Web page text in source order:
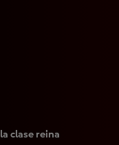
clase reina